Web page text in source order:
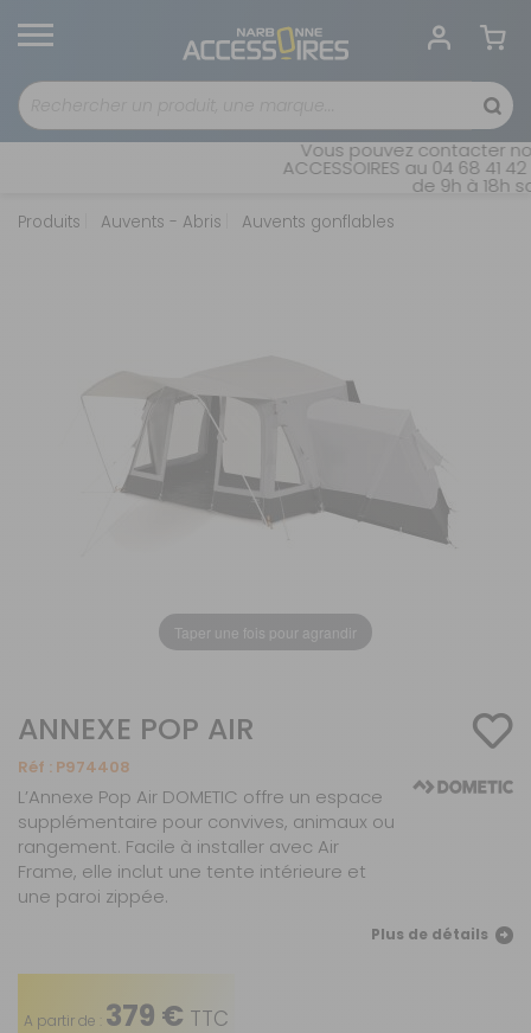
Vous pouvez contacter
ACCESSOIRES au 04 68 41
de 9h à 18h
Produits Auvents - Abris Auvents gonflables
Taper une fois pour agrandir
ANNEXE POP AIR
Réf : P974408
L’Annexe Pop Air DOMETIC offre un espace
supplémentaire pour convives, animaux ou
rangement. Facile à installer avec Air
Frame, elle inclut une tente intérieure et
une paroi zippée.
Plus de détails
A partir de : 379 € TTC